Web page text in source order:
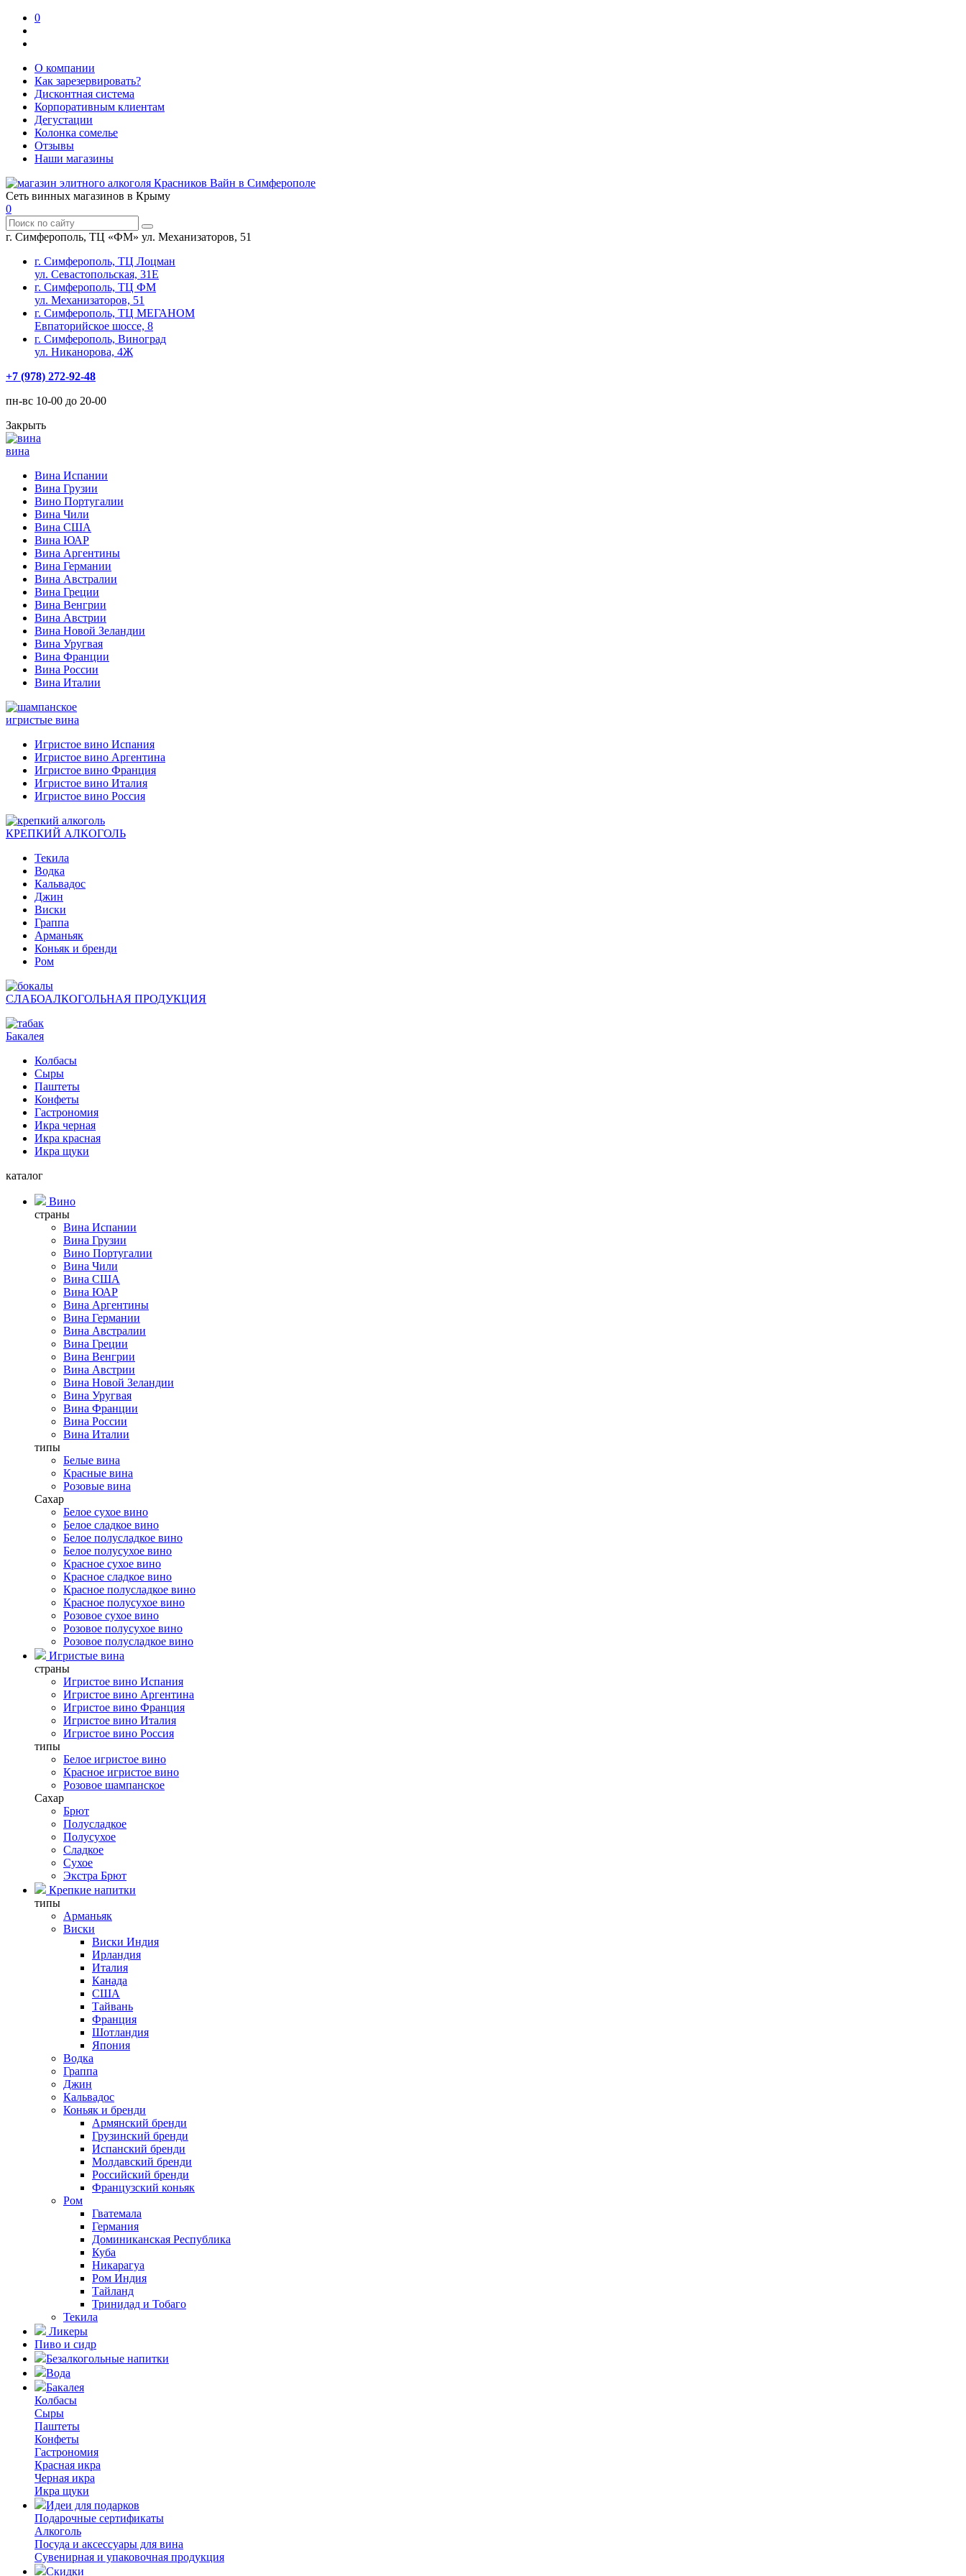
0
О компании
Как зарезервировать?
Дисконтная система
Корпоративным клиентам
Дегустации
Колонка сомелье
Отзывы
Наши магазины
Сеть винных магазинов в Крыму
0
г. Симферополь, ТЦ «ФМ» ул. Механизаторов, 51
г. Симферополь, ТЦ Лоцман
ул. Севастопольская, 31Е
г. Симферополь, ТЦ ФМ
ул. Механизаторов, 51
г. Симферополь, ТЦ МЕГАНОМ
Евпаторийское шоссе, 8
г. Симферополь, Виноград
ул. Никанорова, 4Ж
+7 (978) 272-92-48
пн-вс 10-00 до 20-00
Закрыть
вина
Вина Испании
Вина Грузии
Вино Португалии
Вина Чили
Вина США
Вина ЮАР
Вина Аргентины
Вина Германии
Вина Австралии
Вина Греции
Вина Венгрии
Вина Австрии
Вина Новой Зеландии
Вина Уругвая
Вина Франции
Вина России
Вина Италии
игристые вина
Игристое вино Испания
Игристое вино Аргентина
Игристое вино Франция
Игристое вино Италия
Игристое вино Россия
КРЕПКИЙ АЛКОГОЛЬ
Текила
Водка
Кальвадос
Джин
Виски
Граппа
Арманьяк
Коньяк и бренди
Ром
СЛАБОАЛКОГОЛЬНАЯ ПРОДУКЦИЯ
Бакалея
Колбасы
Сыры
Паштеты
Конфеты
Гастрономия
Икра черная
Икра красная
Икра щуки
каталог
Вино
страны
Вина Испании
Вина Грузии
Вино Португалии
Вина Чили
Вина США
Вина ЮАР
Вина Аргентины
Вина Германии
Вина Австралии
Вина Греции
Вина Венгрии
Вина Австрии
Вина Новой Зеландии
Вина Уругвая
Вина Франции
Вина России
Вина Италии
типы
Белые вина
Красные вина
Розовые вина
Сахар
Белое сухое вино
Белое сладкое вино
Белое полусладкое вино
Белое полусухое вино
Красное сухое вино
Красное сладкое вино
Красное полусладкое вино
Красное полусухое вино
Розовое сухое вино
Розовое полусухое вино
Розовое полусладкое вино
Игристые вина
страны
Игристое вино Испания
Игристое вино Аргентина
Игристое вино Франция
Игристое вино Италия
Игристое вино Россия
типы
Белое игристое вино
Красное игристое вино
Розовое шампанское
Сахар
Брют
Полусладкое
Полусухое
Сладкое
Сухое
Экстра Брют
Крепкие напитки
типы
Арманьяк
Виски
Виски Индия
Ирландия
Италия
Канада
США
Тайвань
Франция
Шотландия
Япония
Водка
Граппа
Джин
Кальвадос
Коньяк и бренди
Армянский бренди
Грузинский бренди
Испанский бренди
Молдавский бренди
Российский бренди
Французский коньяк
Ром
Гватемала
Германия
Доминиканская Республика
Куба
Никарагуа
Ром Индия
Тайланд
Тринидад и Тобаго
Текила
Ликеры
Пиво и сидр
Безалкогольные напитки
Вода
Бакалея
Колбасы
Сыры
Паштеты
Конфеты
Гастрономия
Красная икра
Черная икра
Икра щуки
Идеи для подарков
Подарочные сертификаты
Алкоголь
Посуда и аксессуары для вина
Сувенирная и упаковочная продукция
Скидки